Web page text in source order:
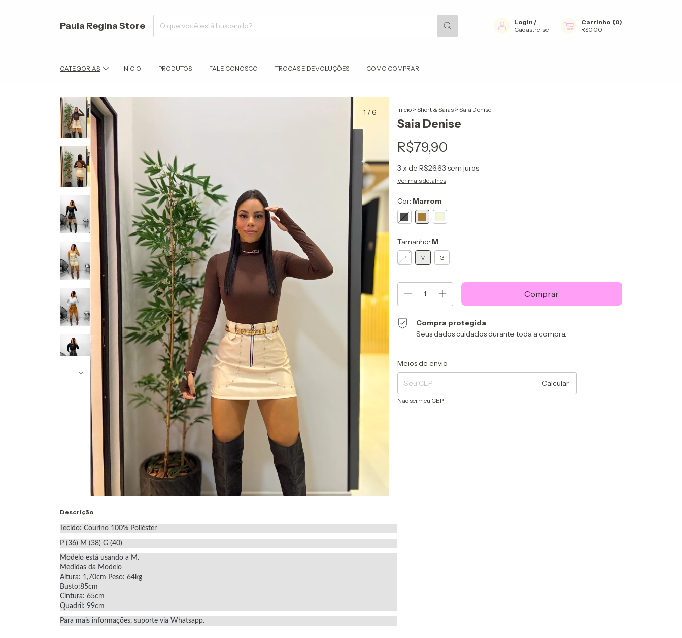
Paula Regina Store Login /
Cadastre-se
Carrinho (0)
R$0,00
CATEGORIAS INÍCIO PRODUTOS FALE CONOSCO TROCAS E DEVOLUÇÕES COMO COMPRAR
1 /6 Início > Short & Saias > Saia Denise
Saia Denise
R$79,90
3 x de R$26,63 sem juros
Ver mais detalhes
Cor: Marrom
Tamanho: M
P M G
Compra protegida
Seus dados cuidados durante toda a compra.
Entregas para o CEP:
Meios de envio
Calcular
Não sei meu CEP
Descrição
Tecido: Courino 100% Poliéster
P (36) M (38) G (40)
Modelo está usando a M.
Medidas da Modelo
Altura: 1,70cm Peso: 64kg
Busto:85cm
Cintura: 65cm
Quadril: 99cm
Para mais informações, suporte via Whatsapp.